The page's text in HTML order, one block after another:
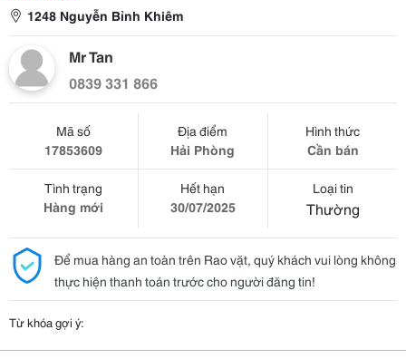
1248 Nguyễn Bỉnh Khiêm
Mr Tan
0839 331 866
Mã số
17853609
Địa điểm
Hải Phòng
Hình thức
Cần bán
Tình trạng
Hàng mới
Hết hạn
30/07/2025
Loại tin
Thường
Để mua hàng an toàn trên Rao vặt, quý khách vui lòng không
thực hiện thanh toán trước cho người đăng tin!
Từ khóa gợi ý: